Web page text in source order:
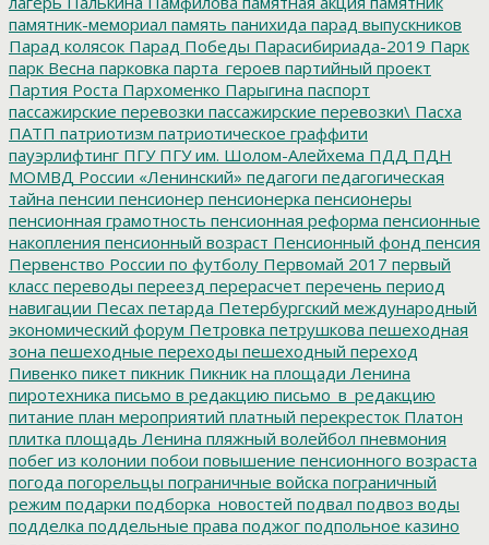
памятник-мемориал память панихида парад выпускников
Парад колясок Парад Победы Парасибириада-2019 Парк
парк Весна парковка парта_героев партийный проект
Партия Роста Пархоменко Парыгина паспорт
пассажирские перевозки пассажирские перевозки\ Пасха
ПАТП патриотизм патриотическое граффити
пауэрлифтинг ПГУПГУ им. Шолом-Алейхема ПДД ПДН
МОМВД России «Ленинский» педагоги педагогическая
тайна пенсии пенсионер пенсионерка пенсионеры
пенсионная грамотность пенсионная реформа пенсионные
накопления пенсионный возраст Пенсионный фонд пенсия
Первенство России по футболу Первомай 2017 первый
класс переводы переезд перерасчет перечень период
навигации Песах петарда Петербургский международный
экономический форум Петровка петрушкова пешеходная
зона пешеходные переходы пешеходный переход
Пивенко пикет пикник Пикник на площади Ленина
пиротехника письмо в редакцию письмо_в_редакцию
питание план мероприятий платный перекресток Платон
плитка площадь Ленина пляжный волейбол пневмония
побег из колонии побои повышение пенсионного возраста
погода погорельцы пограничные войска пограничный
режим подарки подборка_новостей подвал подвоз воды
подделка поддельные права поджог подпольное казино